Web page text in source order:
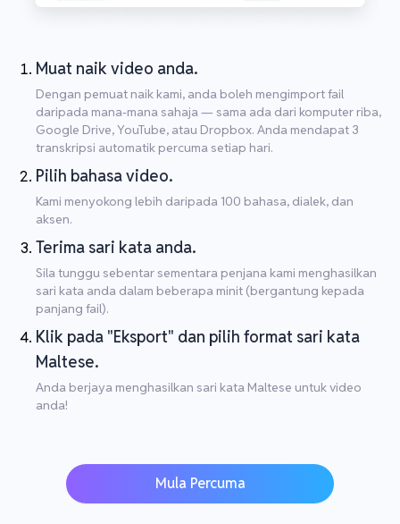
Muat naik video anda.
Dengan pemuat naik kami, anda boleh mengimport fail
daripada mana-mana sahaja — sama ada dari komputer riba,
Google Drive, YouTube, atau Dropbox. Anda mendapat 3
transkripsi automatik percuma setiap hari.
Pilih bahasa video.
Kami menyokong lebih daripada 100 bahasa, dialek, dan
aksen.
Terima sari kata anda.
Sila tunggu sebentar sementara penjana kami menghasilkan
sari kata anda dalam beberapa minit (bergantung kepada
panjang fail).
Klik pada "Eksport" dan pilih format sari kata
Maltese.
Anda berjaya menghasilkan sari kata Maltese untuk video
anda!
Mula Percuma